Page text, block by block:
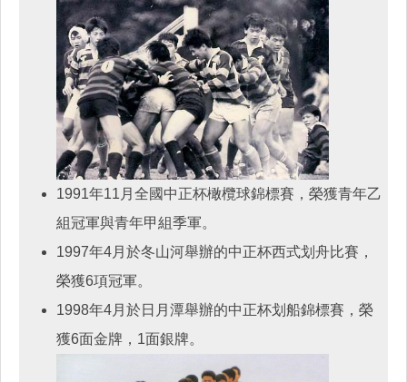
1991年11月全國中正杯橄欖球錦標賽，榮獲青年乙
組冠軍與青年甲組季軍。
1997年4月於冬山河舉辦的中正杯西式划舟比賽，
榮獲6項冠軍。
1998年4月於日月潭舉辦的中正杯划船錦標賽，榮
獲6面金牌，1面銀牌。